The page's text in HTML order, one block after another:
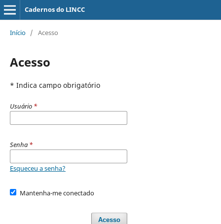
Cadernos do LINCC
Início / Acesso
Acesso
* Indica campo obrigatório
Usuário *
Senha *
Esqueceu a senha?
Mantenha-me conectado
Acesso